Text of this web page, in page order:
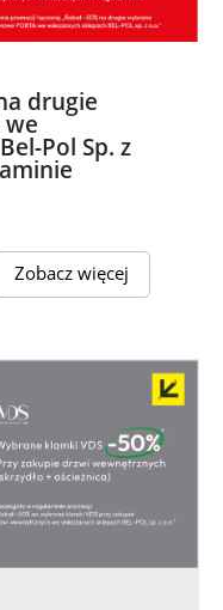
drugie
we
Pol Sp. z
Zobacz więcej